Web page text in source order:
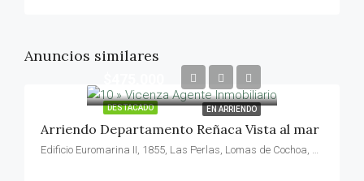
Anuncios similares
DESTACADO EN ARRIENDO
Arriendo Departamento Reñaca Vista al mar